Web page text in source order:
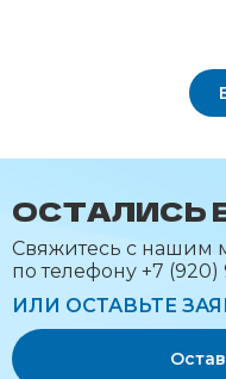
ОСТАЛИСЬ
Cвяжитесь с нашим
по телефону +7 (920)
ИЛИ ОСТАВЬТЕ